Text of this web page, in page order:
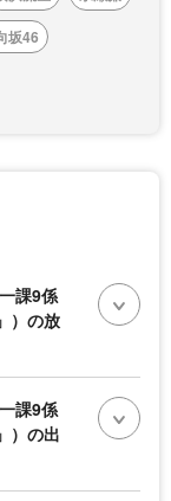
坂46
課9係
）の放
課9係
）の出